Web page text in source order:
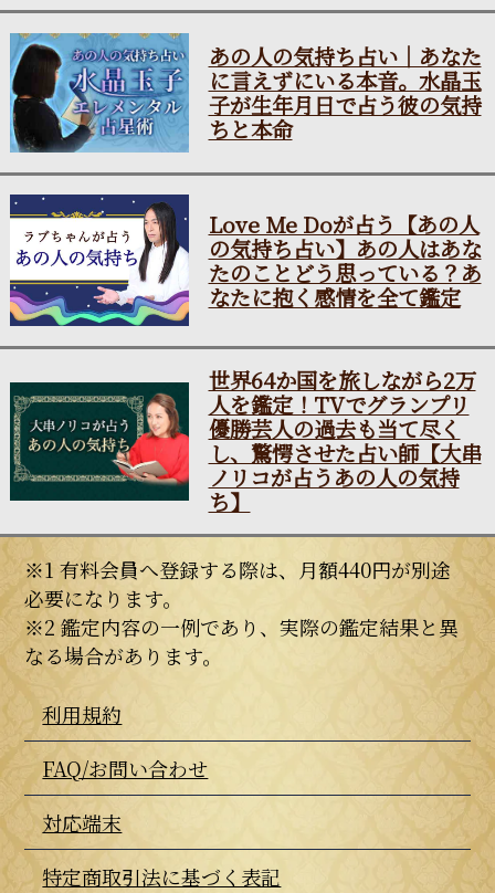
あの人の気持ち占い｜あなた
に言えずにいる本音。水晶玉
子が生年月日で占う彼の気持
ちと本命
Love Me Doが占う【あの人
の気持ち占い】あの人はあな
たのことどう思っている？あ
なたに抱く感情を全て鑑定
世界64か国を旅しながら2万
人を鑑定！TVでグランプリ
優勝芸人の過去も当て尽く
し、驚愕させた占い師【大串
ノリコが占うあの人の気持
ち】
※1 有料会員へ登録する際は、月額440円が別途
必要になります。
※2 鑑定内容の一例であり、実際の鑑定結果と異
なる場合があります。
利用規約
FAQ/お問い合わせ
対応端末
特定商取引法に基づく表記